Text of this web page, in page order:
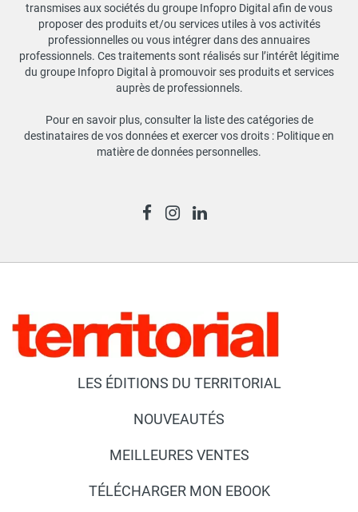
transmises aux sociétés du groupe Infopro Digital afin de vous
proposer des produits et/ou services utiles à vos activités
professionnelles ou vous intégrer dans des annuaires
professionnels. Ces traitements sont réalisés sur l’intérêt légitime
du groupe Infopro Digital à promouvoir ses produits et services
auprès de professionnels.
Pour en savoir plus, consulter la liste des catégories de
destinataires de vos données et exercer vos droits : Politique en
matière de données personnelles.
LES ÉDITIONS DU TERRITORIAL
NOUVEAUTÉS
MEILLEURES VENTES
TÉLÉCHARGER MON EBOOK